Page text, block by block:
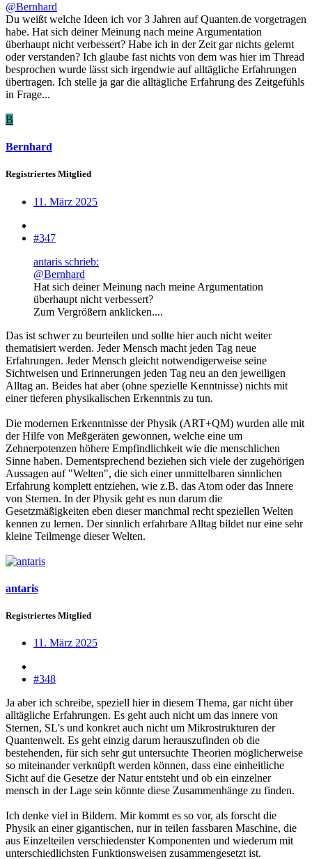
@Bernhard
Du weißt welche Ideen ich vor 3 Jahren auf Quanten.de vorgetragen
habe. Hat sich deiner Meinung nach meine Argumentation
überhaupt nicht verbessert? Habe ich in der Zeit gar nichts gelernt
oder verstanden? Ich glaube fast nichts von dem was hier im Thread
besprochen wurde lässt sich irgendwie auf alltägliche Erfahrungen
übertragen. Ich stelle ja gar die alltägliche Erfahrung des Zeitgefühls
in Frage...
B
Bernhard
Registriertes Mitglied
11. März 2025
#347
antaris schrieb:
@Bernhard
Hat sich deiner Meinung nach meine Argumentation
überhaupt nicht verbessert?
Zum Vergrößern anklicken....
Das ist schwer zu beurteilen und sollte hier auch nicht weiter
thematisiert werden. Jeder Mensch macht jeden Tag neue
Erfahrungen. Jeder Mensch gleicht notwendigerweise seine
Sichtweisen und Erinnerungen jeden Tag neu an den jeweiligen
Alltag an. Beides hat aber (ohne spezielle Kenntnisse) nichts mit
einer tieferen physikalischen Erkenntnis zu tun.
Die modernen Erkenntnisse der Physik (ART+QM) wurden alle mit
der Hilfe von Meßgeräten gewonnen, welche eine um
Zehnerpotenzen höhere Empfindlichkeit wie die menschlichen
Sinne haben. Dementsprechend beziehen sich viele der zugehörigen
Aussagen auf "Welten", die sich einer unmittelbaren sinnlichen
Erfahrung komplett entziehen, wie z.B. das Atom oder das Innere
von Sternen. In der Physik geht es nun darum die
Gesetzmäßigkeiten eben dieser manchmal recht speziellen Welten
kennen zu lernen. Der sinnlich erfahrbare Alltag bildet nur eine sehr
kleine Teilmenge dieser Welten.
antaris
Registriertes Mitglied
11. März 2025
#348
Ja aber ich schreibe, speziell hier in diesem Thema, gar nicht über
alltägliche Erfahrungen. Es geht auch nicht um das innere von
Sternen, SL's und konkret auch nicht um Mikrostrukturen der
Quantenwelt. Es geht einzig darum herauszufinden ob die
bestehenden, für sich sehr gut untersuchte Theorien möglicherweise
so miteinander verknüpft werden können, dass eine einheitliche
Sicht auf die Gesetze der Natur entsteht und ob ein einzelner
mensch in der Lage sein könnte diese Zusammenhänge zu finden.
Ich denke viel in Bildern. Mir kommt es so vor, als forscht die
Physik an einer gigantischen, nur in teilen fassbaren Maschine, die
aus Einzelteilen verschiedenster Komponenten und wiederum mit
unterschiedlichsten Funktionsweisen zusammengesetzt ist.